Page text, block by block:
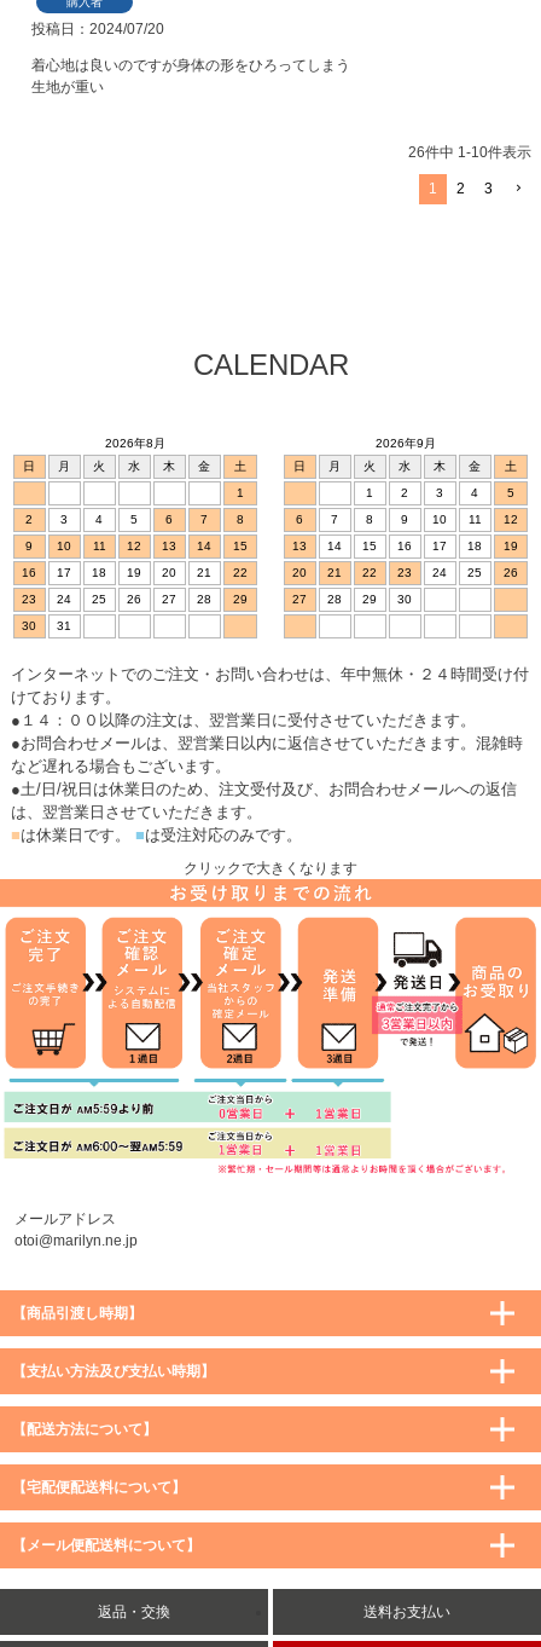
投稿日 2024/07/20
着心地は良いのですが身体の形をひろってしまう
生地が重い
26件中 1-10件表示
1 2 3
CALENDAR
2026年8月
日
月 火 水 木 金
土
1
2
3 4 5 6 7
8
9
10 11 12 13 14
15
16
17 18 19 20 21
22
23
24 25 26 27 28
29
30
31
2026年9月
日
月 火 水 木 金
土
1
2 3 4
5
6
7 8 9 10 11
12
13
14 15 16 17 18
19
20
21 22 23 24 25
26
27
28 29 30
インターネットでのご注文・お問い合わせは、年中無休・２４時間受け付
けております。
●１４：００以降の注文は、翌営業日に受付させていただきます。
●お問合わせメールは、翌営業日以内に返信させていただきます。混雑時
など遅れる場合もございます。
●土/日/祝日は休業日のため、注文受付及び、お問合わせメールへの返信
は、翌営業日させていただきます。
■は休業日です。 ■は受注対応のみです。
クリックで大きくなります
メールアドレス
otoi@marilyn.ne.jp
【商品引渡し時期】
【支払い方法及び支払い時期】
【配送方法について】
【宅配便配送料について】
購入価格 ／ 地域 通常 沖縄・離島など一部地域
5,900円（税込）未満
590円（税込）
【メール便配送料について】
返品・交換 送料お支払い